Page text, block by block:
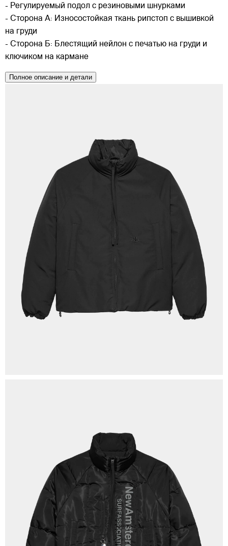
- Регулируемый подол с резиновыми шнурками
- Сторона А: Износостойкая ткань рипстоп с вышивкой
на груди
- Сторона Б: Блестящий нейлон с печатью на груди и
ключиком на кармане
Полное описание и детали